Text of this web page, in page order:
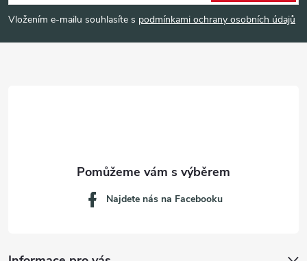
p
a
Vložením e-mailu souhlasíte s podmínkami ochrany osobních údajů
Najdete nás na Facebooku